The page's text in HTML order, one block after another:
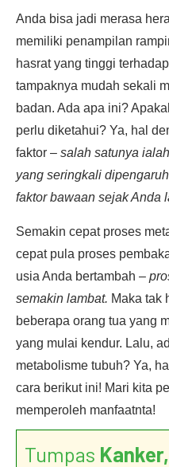
Anda bisa jadi merasa
memiliki penampilan
hasrat yang tinggi
tampaknya mudah sekali
badan. Ada apa ini?
perlu diketahui? Ya, hal
faktor – salah satunya
yang seringkali
faktor bawaan sejak Anda
Semakin cepat proses
cepat pula proses
usia Anda bertambah –
semakin lambat. Maka tak
beberapa orang tua yang
yang mulai kendur. Lalu,
metabolisme tubuh? Ya,
cara berikut ini! Mari kita
memperoleh manfaatnta!
Tumpas